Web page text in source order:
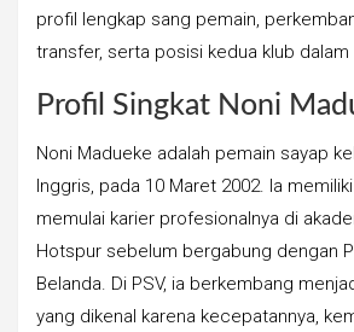
profil lengkap sang pemain,
transfer, serta posisi kedua klub
Profil Singkat Noni
Noni Madueke adalah pemain sayap
Inggris, pada 10 Maret 2002. Ia
memulai karier profesionalnya di
Hotspur sebelum bergabung dengan
Belanda. Di PSV, ia berkembang
yang dikenal karena kecepatannya,